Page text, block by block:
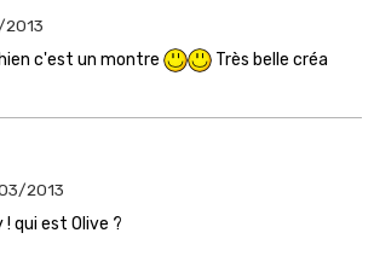
c'est un montre
Très belle créa
2013
qui est Olive ?